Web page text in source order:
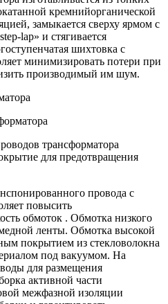
кремнийорганической
замыкается сверху ярмом с
lap» и стягивается
шихтовка с
минимизировать потери при
производимый им шум.
трансформатора
для предотвращения
провода с
повысить
обмоток . Обмотка низкого
ленты. Обмотка высокой
покрытием из стекловолокна
под вакуумом. На
для размещения
активной части
межфазной изоляции